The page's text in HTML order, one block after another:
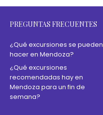
PREGUNTAS FRECUENTES
¿Qué excursiones se pueden
hacer en Mendoza?
¿Qué excursiones
recomendadas hay en
Mendoza para un fin de
semana?